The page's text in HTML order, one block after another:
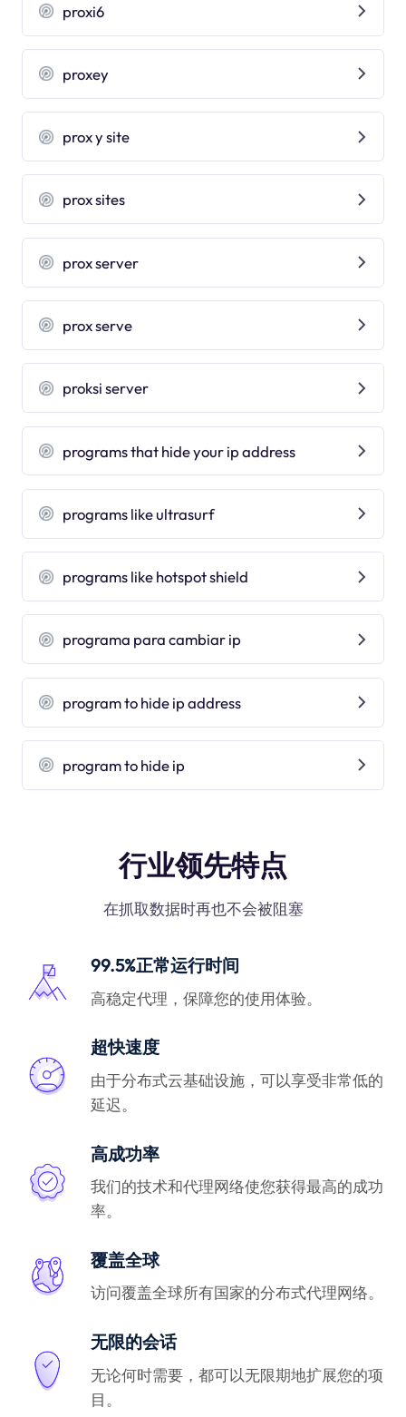
proxi6
proxey
prox y site
prox sites
prox server
prox serve
proksi server
programs that hide your ip address
programs like ultrasurf
programs like hotspot shield
programa para cambiar ip
program to hide ip address
program to hide ip
行业领先特点
在抓取数据时再也不会被阻塞
99.5%正常运行时间
高稳定代理，保障您的使用体验。
超快速度
由于分布式云基础设施，可以享受非常低的
延迟。
高成功率
我们的技术和代理网络使您获得最高的成功
率。
覆盖全球
访问覆盖全球所有国家的分布式代理网络。
无限的会话
无论何时需要，都可以无限期地扩展您的项
目。